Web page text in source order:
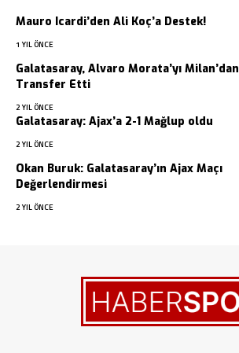
Mauro Icardi’den Ali Koç’a Destek!
1 YIL ÖNCE
Galatasaray, Alvaro Morata’yı Milan’dan
Transfer Etti
2 YIL ÖNCE
Galatasaray: Ajax’a 2-1 Mağlup oldu
2 YIL ÖNCE
Okan Buruk: Galatasaray’ın Ajax Maçı
Değerlendirmesi
2 YIL ÖNCE